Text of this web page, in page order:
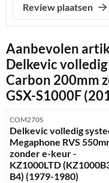
Review plaatsen
Aanbevolen
Delkevic
Carbon 200mm
GSX-S1000F
Artikelnummer
COM270S
Delkevic volledig
Megaphone RVS
zonder e-keur -
KZ1000LTD
B4) (1979-1980)